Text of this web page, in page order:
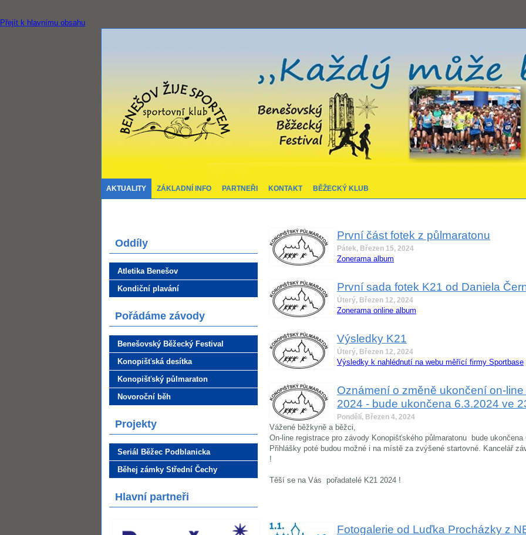
Přejít k hlavnímu obsahu
AKTUALITY ZÁKLADNÍ INFO PARTNEŘI KONTAKT BĚŽECKÝ KLUB
První část fotek z půlmaratonu
Pátek, Březen 15, 2024
Zonerama album
První sada fotek K21 od Daniela
Úterý, Březen 12, 2024
Zonerama online album
Výsledky K21
Úterý, Březen 12, 2024
Výsledky k nahlédnutí na webu měřící firmy Sportbase
Oznámení o změně ukončení on-
2024 - bude ukončena 6.3.2024 ve
Pondělí, Březen 4, 2024
Vážené běžkyně a běžci,
On-line registrace pro závody Konopišťského půlmaratonu bude ukončena
Přihlášky poté budou možné i na místě za zvýšené startovné. Kancelář
!
Těší se na Vás pořadatelé K21 2024 !
Fotogalerie od Luďka Procházky z
Oddíly
Atletika Benešov
Kondiční plavání
Pořádáme závody
Benešovský Běžecký Festival
Konopišťská desítka
Konopišťský půlmaraton
Novoroční běh
Projekty
Seriál Běžec Podblanicka
Běhej zámky Střední Čechy
Hlavní partneři